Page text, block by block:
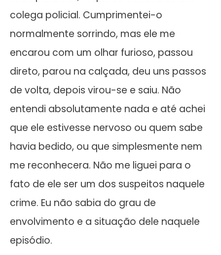
colega policial. Cumprimentei-o
normalmente sorrindo, mas ele me
encarou com um olhar furioso, passou
direto, parou na calçada, deu uns passos
de volta, depois virou-se e saiu. Não
entendi absolutamente nada e até achei
que ele estivesse nervoso ou quem sabe
havia bedido, ou que simplesmente nem
me reconhecera. Não me liguei para o
fato de ele ser um dos suspeitos naquele
crime. Eu não sabia do grau de
envolvimento e a situação dele naquele
episódio.